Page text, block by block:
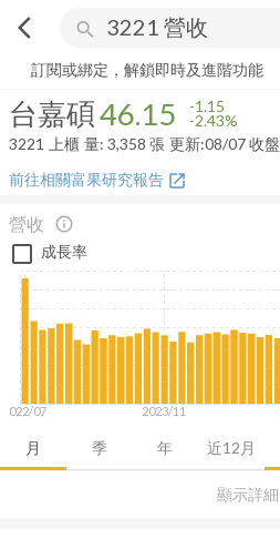
arrow_back_ios search
台嘉碩 46.15 -2.43%
訂閱或綁定，解鎖即時及進階功能
台嘉碩46.15 -1.15
-2.43%
3221
上櫃 量: 3,358 張 更新:08/07 收盤
前往相關富果研究報告 open_in_new
營收
顯示詳細
info_outline
月 季 年 近12月
成長率
2022/07 2023/11